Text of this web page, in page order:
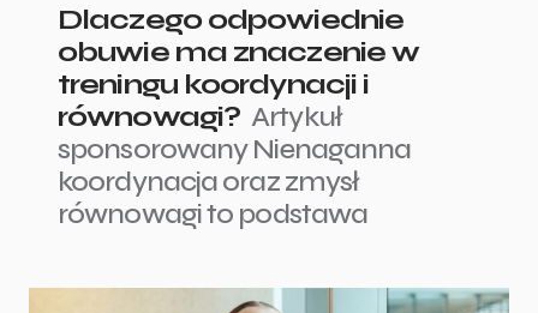
Dlaczego odpowiednie
obuwie ma znaczenie w
treningu koordynacji i
równowagi? Artykuł
sponsorowany Nienaganna
koordynacja oraz zmysł
równowagi to podstawa